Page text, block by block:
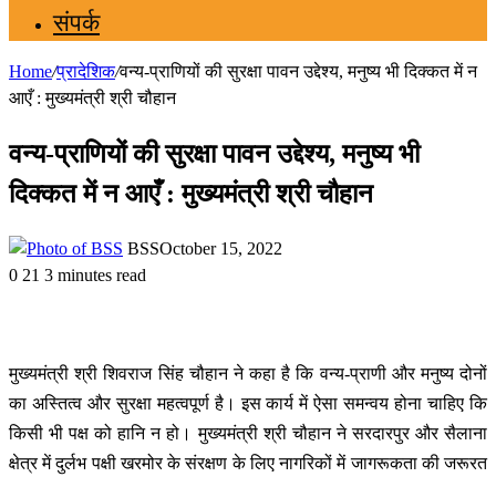
संपर्क
Home/प्रादेशिक/वन्य-प्राणियों की सुरक्षा पावन उद्देश्य, मनुष्य भी दिक्कत में न
आएँ : मुख्यमंत्री श्री चौहान
वन्य-प्राणियों की सुरक्षा पावन उद्देश्य, मनुष्य भी
दिक्कत में न आएँ : मुख्यमंत्री श्री चौहान
BSSOctober 15, 2022
0 21 3 minutes read
मुख्यमंत्री श्री शिवराज सिंह चौहान ने कहा है कि वन्य-प्राणी और मनुष्य दोनों
का अस्तित्व और सुरक्षा महत्वपूर्ण है। इस कार्य में ऐसा समन्वय होना चाहिए कि
किसी भी पक्ष को हानि न हो। मुख्यमंत्री श्री चौहान ने सरदारपुर और सैलाना
क्षेत्र में दुर्लभ पक्षी खरमोर के संरक्षण के लिए नागरिकों में जागरूकता की जरूरत